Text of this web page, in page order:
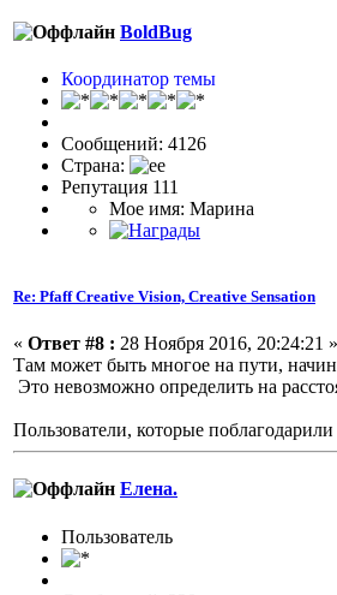
BoldBug
Координатор темы
Сообщений: 4126
Страна:
Репутация 111
Мое имя: Марина
Re: Pfaff Creative Vision, Creative Sensation
« Ответ #8 : 28 Ноября 2016, 20:24:21 »
Там может быть многое на пути,
Это невозможно определить на
Пользователи, которые поблагодарили
Елена.
Пользовaтeль